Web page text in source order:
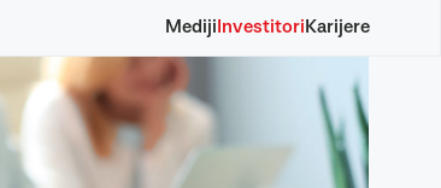
Mediji Investitori Karijere